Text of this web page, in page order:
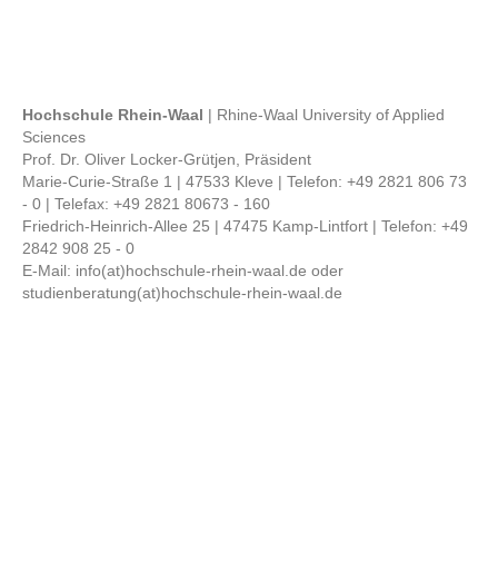
Hochschule Rhein-Waal | Rhine-Waal University of Applied
Sciences
Prof. Dr. Oliver Locker-Grütjen, Präsident
Marie-Curie-Straße 1 | 47533 Kleve | Telefon: +49 2821 806 73
- 0 | Telefax: +49 2821 80673 - 160
Friedrich-Heinrich-Allee 25 | 47475 Kamp-Lintfort | Telefon: +49
2842 908 25 - 0
E-Mail: info(at)hochschule-rhein-waal.de oder
studienberatung(at)hochschule-rhein-waal.de